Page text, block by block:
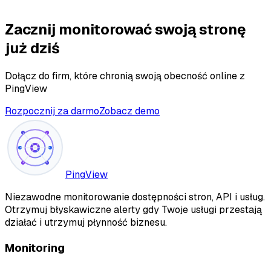
Zacznij monitorować swoją stronę
już dziś
Dołącz do firm, które chronią swoją obecność online z
PingView
Rozpocznij za darmoZobacz demo
PingView
Niezawodne monitorowanie dostępności stron, API i usług.
Otrzymuj błyskawiczne alerty gdy Twoje usługi przestają
działać i utrzymuj płynność biznesu.
Monitoring